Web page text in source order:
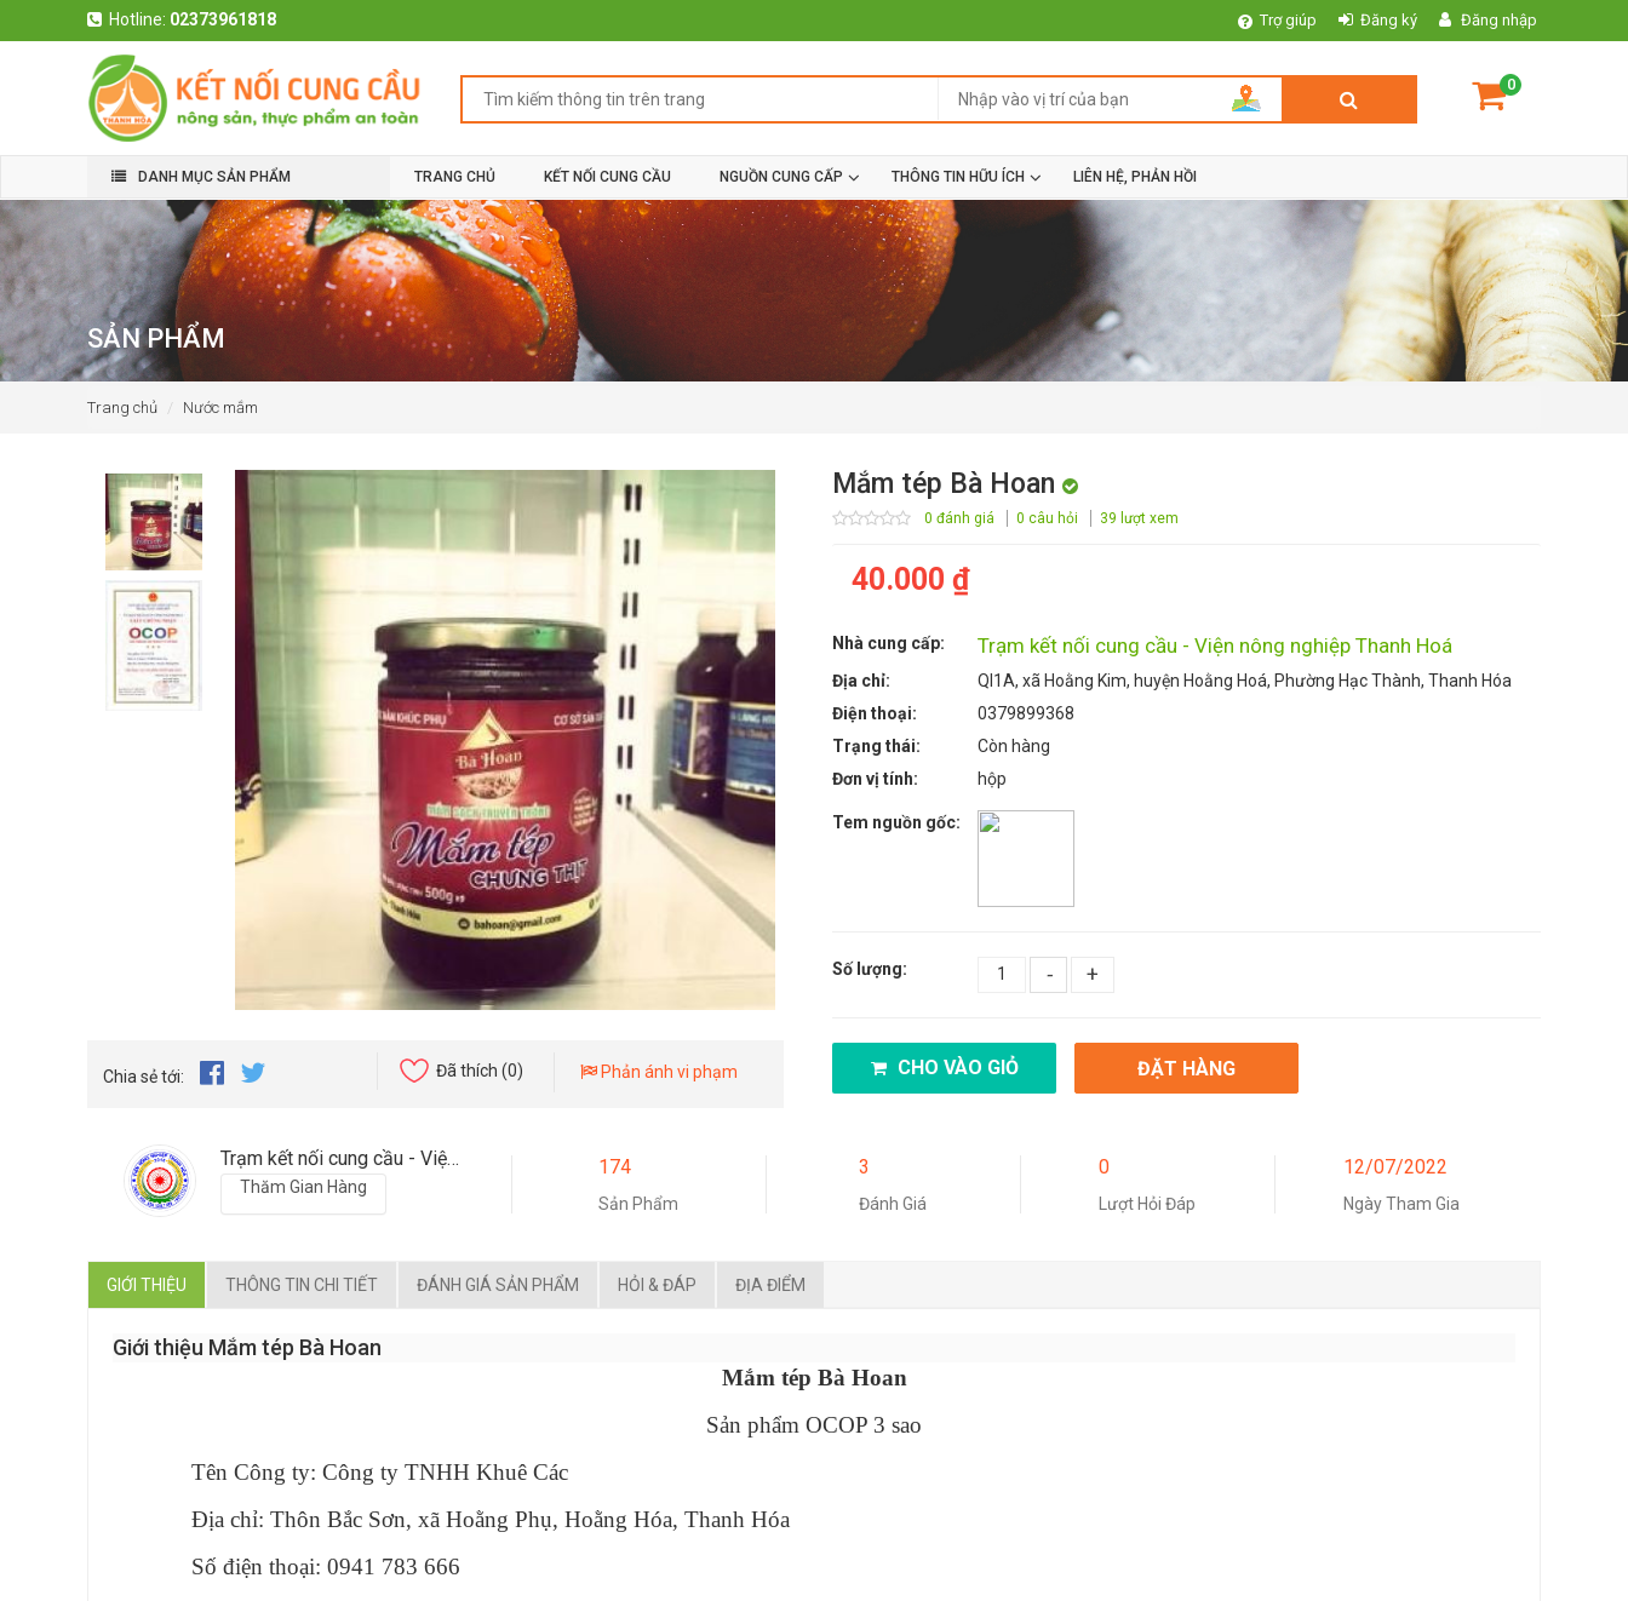
Hotline: 02373961818 Trợ giúp Đăng ký Đăng nhập
0
DANH MỤC SẢN PHẨM TRANG CHỦ KẾT NỐI CUNG CẦU NGUỒN CUNG CẤP THÔNG TIN HỮU ÍCH LIÊN HỆ, PHẢN HỒI
SẢN PHẨM
Trang chủ Nước mắm
Chia sẻ tới: Đã thích (0) Phản ánh vi phạm
Mắm tép Bà Hoan
0 đánh giá 0 câu hỏi 39 lượt xem
40.000 ₫
Nhà cung cấp: Trạm kết nối cung cầu - Viện nông nghiệp Thanh Hoá
Địa chỉ:
Ql1A, xã Hoằng Kim, huyện Hoằng Hoá, Phường Hạc Thành, Thanh Hóa
Điện thoại:
0379899368
Trạng thái:
Còn hàng
Đơn vị tính:
hộp
Tem nguồn gốc:
Số lượng: - +
CHO VÀO GIỎ ĐẶT HÀNG
Trạm kết nối cung cầu - Viện nông nghiệp Thanh Hoá
Thăm Gian Hàng
174
Sản Phẩm
3
Đánh Giá
0
Lượt Hỏi Đáp
12/07/2022
Ngày Tham Gia
GIỚI THIỆU THÔNG TIN CHI TIẾT ĐÁNH GIÁ SẢN PHẨM HỎI & ĐÁP ĐỊA ĐIỂM
Giới thiệu Mắm tép Bà Hoan
Mắm tép Bà Hoan
Sản phẩm OCOP 3 sao
Tên Công ty: Công ty TNHH Khuê Các
Địa chỉ: Thôn Bắc Sơn, xã Hoằng Phụ, Hoằng Hóa, Thanh Hóa
Số điện thoại: 0941 783 666